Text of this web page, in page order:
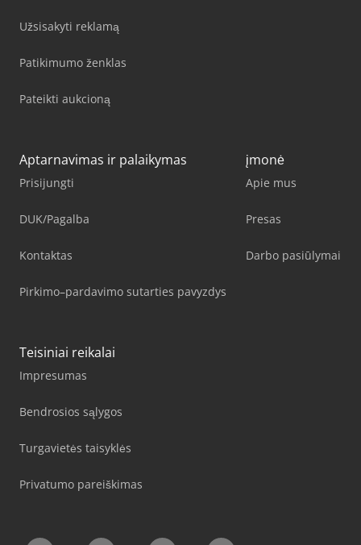
Užsisakyti reklamą
Patikimumo ženklas
Pateikti aukcioną
Aptarnavimas ir palaikymas
Prisijungti
DUK/Pagalba
Kontaktas
Pirkimo–pardavimo sutarties pavyzdys
įmonė
Apie mus
Presas
Darbo pasiūlymai
Teisiniai reikalai
Impresumas
Bendrosios sąlygos
Turgavietės taisyklės
Privatumo pareiškimas